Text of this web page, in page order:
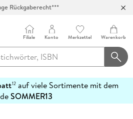
Rückgaberecht***
Filiale Konto Merkzettel Warenkorb
12auf viele Sortimente mit dem
SOMMER13